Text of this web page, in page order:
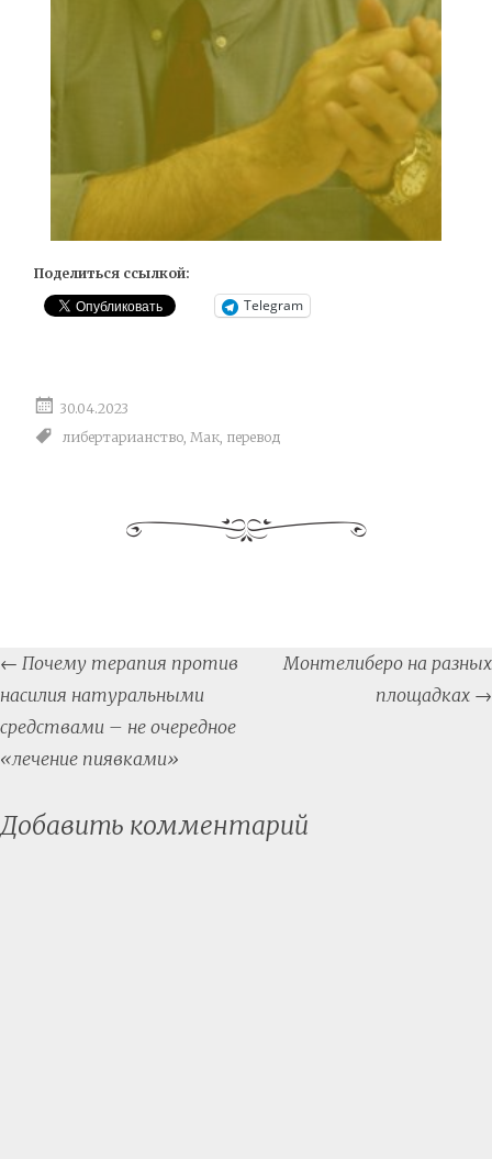
Поделиться ссылкой:
Telegram
30.04.2023
либертарианство Мак перевод
Post
navigation
← Почему терапия против
насилия натуральными
средствами – не очередное
«лечение пиявками»
Монтелиберо на разных
площадках →
Добавить комментарий